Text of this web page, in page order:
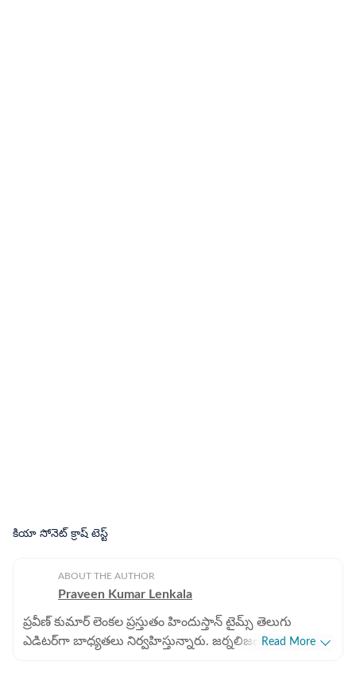
కియా సోనెట్ క్రాష్ టెస్ట్
ABOUT THE AUTHOR
Praveen Kumar Lenkala
ప్రవీణ్ కుమార్ లెంకల ప్రస్తుతం హిందుస్తాన్ టైమ్స్ తెలుగు
ఎడిటర్‌గా బాధ్యతలు నిర్వహిస్తున్నారు. జర్నలిజంలో 25 ఏళ్ల
Read More